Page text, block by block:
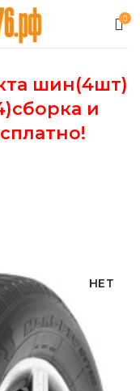
0
шин(4шт)
и
НЕТ